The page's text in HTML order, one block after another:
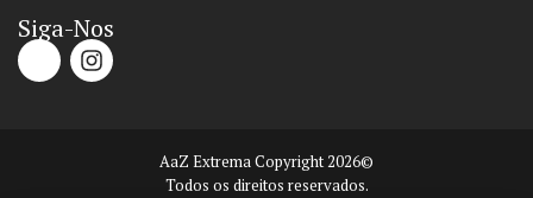
Siga-Nos
AaZ Extrema Copyright 2026©
Todos os direitos reservados.